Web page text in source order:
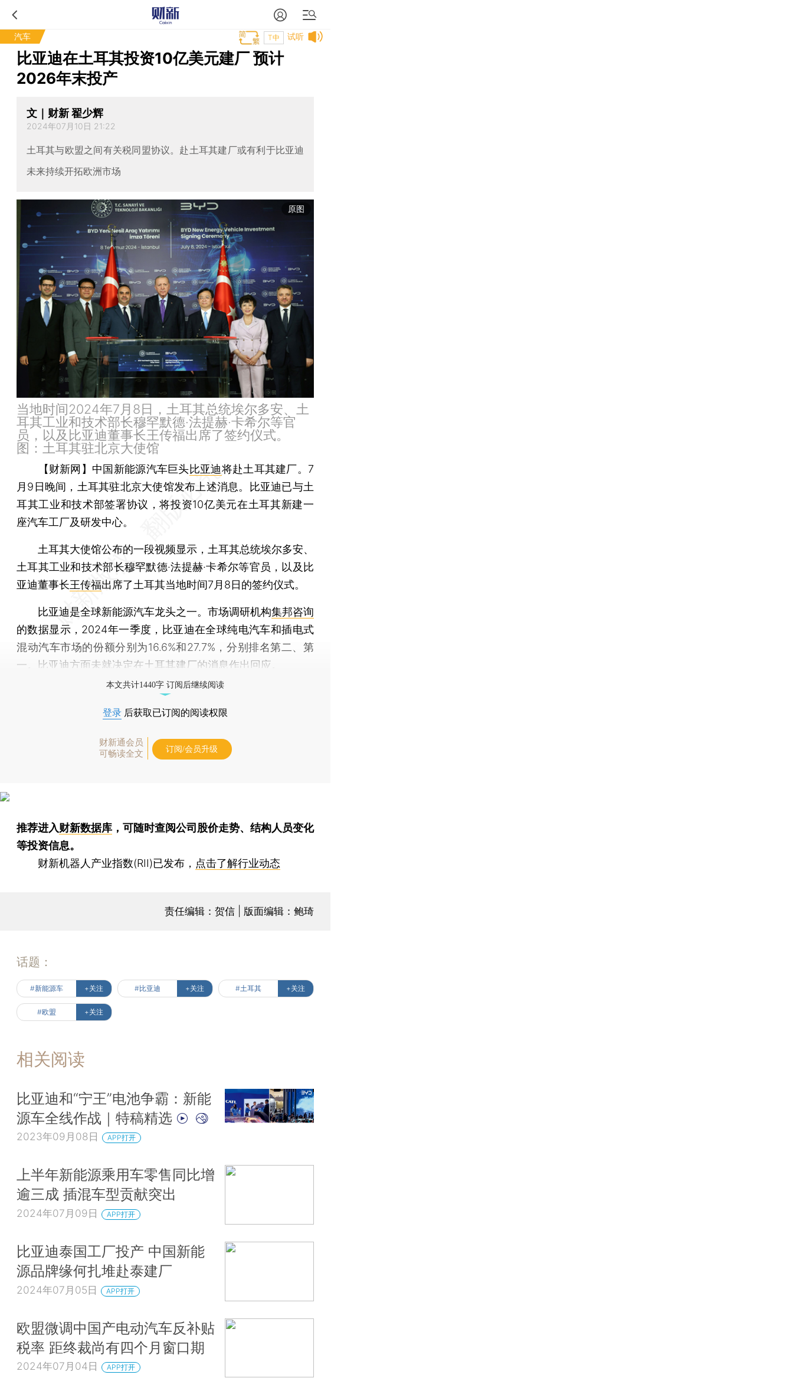
汽车 试听
T中
比亚迪在土耳其投资10亿美元建厂 预计
2026年末投产
文｜财新 翟少辉
2024年07月10日 21:22
土耳其与欧盟之间有关税同盟协议。赴土耳其建厂或有利于比亚迪
未来持续开拓欧洲市场
原图
当地时间2024年7月8日，土耳其总统埃尔多安、土
耳其工业和技术部长穆罕默德·法提赫·卡希尔等官
员，以及比亚迪董事长王传福出席了签约仪式。
图：土耳其驻北京大使馆
【财新网】 中国新能源汽车巨头比亚迪将赴土耳其建厂。7
月9日晚间，土耳其驻北京大使馆发布上述消息。比亚迪已与土
耳其工业和技术部签署协议，将投资10亿美元在土耳其新建一
座汽车工厂及研发中心。
土耳其大使馆公布的一段视频显示，土耳其总统埃尔多安、
土耳其工业和技术部长穆罕默德·法提赫·卡希尔等官员，以及比
亚迪董事长王传福出席了土耳其当地时间7月8日的签约仪式。
比亚迪是全球新能源汽车龙头之一。市场调研机构集邦咨询
的数据显示，2024年一季度，比亚迪在全球纯电汽车和插电式
混动汽车市场的份额分别为16.6%和27.7%，分别排名第二、第
一。比亚迪方面未就决定在土耳其建厂的消息作出回应。
本文共计1440字 订阅后继续阅读
登录 后获取已订阅的阅读权限
财新通会员
可畅读全文
订阅/会员升级
推荐进入财新数据库 ，可随时查阅公司股价走势、结构人员变化
等投资信息。
财新机器人产业指数(RII)已发布， 点击了解行业动态
责任编辑：贺信 | 版面编辑：鲍琦
话题：
#新能源车 +关注 #比亚迪 +关注 #土耳其 +关注
#欧盟 +关注
相关阅读
比亚迪和“宁王”电池争霸：新能
源车全线作战｜特稿精选
2023年09月08日 APP打开
上半年新能源乘用车零售同比增
逾三成 插混车型贡献突出
2024年07月09日 APP打开
比亚迪泰国工厂投产 中国新能
源品牌缘何扎堆赴泰建厂
2024年07月05日 APP打开
欧盟微调中国产电动汽车反补贴
税率 距终裁尚有四个月窗口期
2024年07月04日 APP打开